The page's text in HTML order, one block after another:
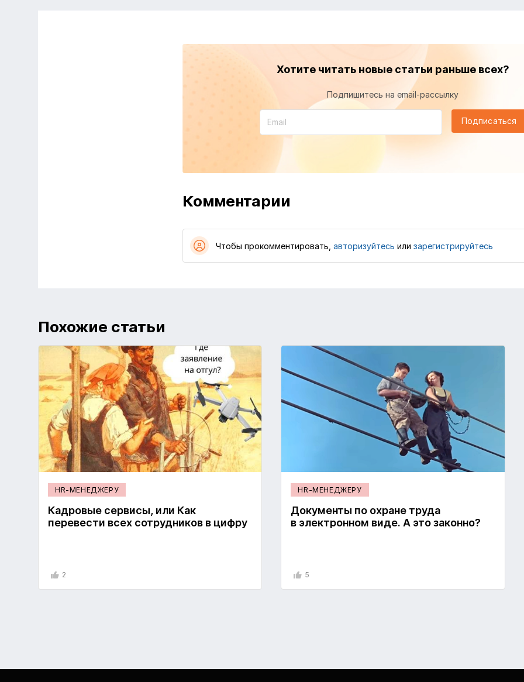
Хотите читать новые статьи раньше всех?
Подпишитесь на email-рассылку
Подписаться
Комментарии
Чтобы прокомментировать, авторизуйтесь или зарегистрируйтесь
Похожие статьи
HR-МЕНЕДЖЕРУ
Кадровые сервисы, или Как
перевести всех сотрудников в цифру
2
HR-МЕНЕДЖЕРУ
Документы по охране труда
в электронном виде. А это законно?
5